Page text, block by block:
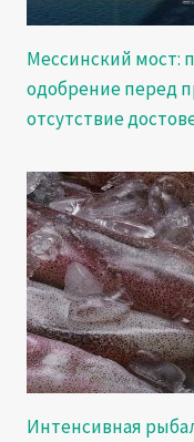
Мессинский мост:
одобрение перед
отсутствие
Интенсивная